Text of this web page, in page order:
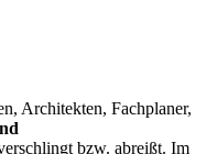
Architekten, Fachplaner,
bzw. abreißt. Im